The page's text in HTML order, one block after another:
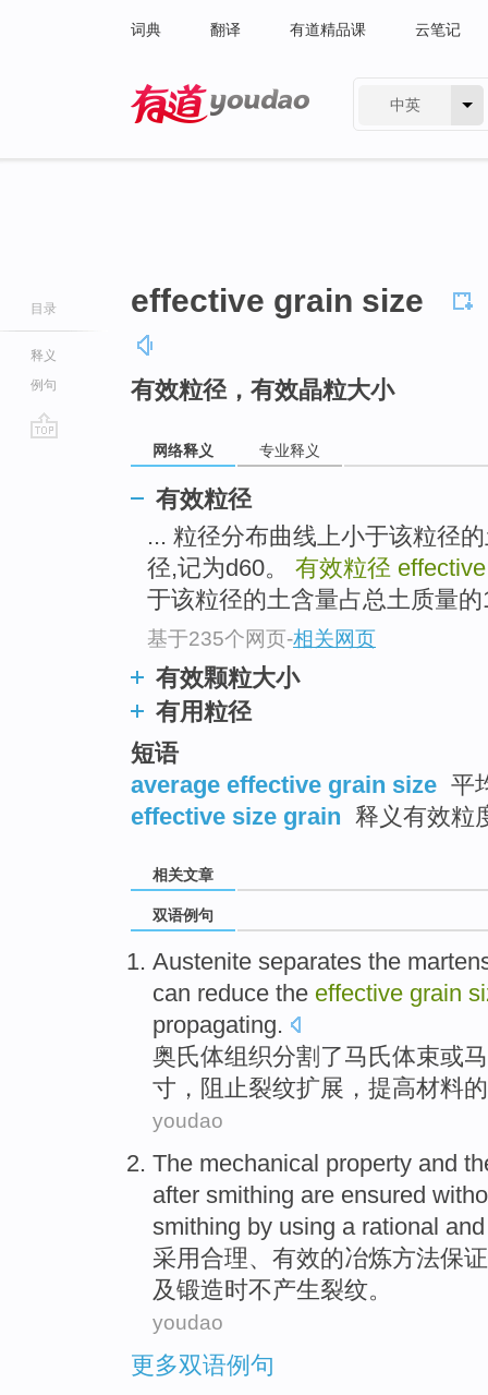
词典 翻译 有道精品课 云笔记
中英
目录
释义
例句
effective grain size
有效粒径，有效晶粒大小
网络释义 专业释义
有效粒径
... 粒径分布曲线上小于该粒径
径,记为d60。 有效粒径
于该粒径的土含量占总土质量
基于235个网页-相关网页
有效颗粒大小
有用粒径
短语
average effective grain size 平
effective size grain 释义有效粒
相关文章
双语例句
Austenite separates the
can reduce the effective grain
propagating.
奥氏体组织分割 了马氏体束或
寸 ， 阻止裂纹扩展，提高材料
youdao
The mechanical property and
after smithing are ensured
smithing by using a rational
采用合理、 有效的冶炼方法保证
及锻造时不产生裂纹。
youdao
更多双语例句